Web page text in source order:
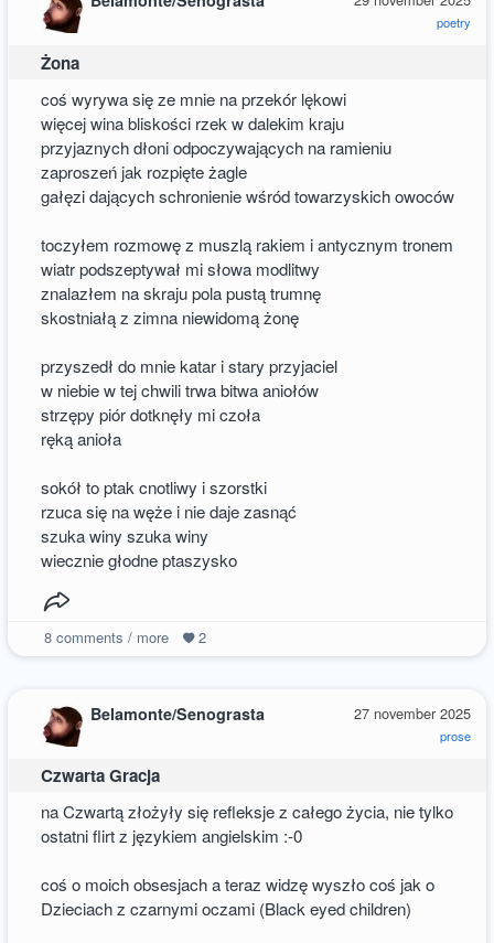
poetry
Żona
coś wyrywa się ze mnie na przekór lękowi
więcej wina bliskości rzek w dalekim kraju
przyjaznych dłoni odpoczywających na ramieniu
zaproszeń jak rozpięte żagle
gałęzi dających schronienie wśród towarzyskich owoców
toczyłem rozmowę z muszlą rakiem i antycznym tronem
wiatr podszeptywał mi słowa modlitwy
znalazłem na skraju pola pustą trumnę
skostniałą z zimna niewidomą żonę
przyszedł do mnie katar i stary przyjaciel
w niebie w tej chwili trwa bitwa aniołów
strzępy piór dotknęły mi czoła
ręką anioła
sokół to ptak cnotliwy i szorstki
rzuca się na węże i nie daje zasnąć
szuka winy szuka winy
wiecznie głodne ptaszysko
8comments / more 2
27 november 2025
prose
Belamonte/Senograsta
Czwarta Gracja
na Czwartą złożyły się refleksje z całego życia, nie tylko
ostatni flirt z językiem angielskim :-0
coś o moich obsesjach a teraz widzę wyszło coś jak o
Dzieciach z czarnymi oczami (Black eyed children)